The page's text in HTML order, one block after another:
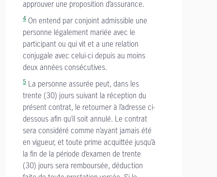
approuver une proposition d’assurance.
4 On entend par conjoint admissible une
personne légalement mariée avec le
participant ou qui vit et a une relation
conjugale avec celui-ci depuis au moins
deux années consécutives.
5 La personne assurée peut, dans les
trente (30) jours suivant la réception du
présent contrat, le retourner à l’adresse ci-
dessous afin qu’il soit annulé. Le contrat
sera considéré comme n’ayant jamais été
en vigueur, et toute prime acquittée jusqu’à
la fin de la période d’examen de trente
(30) jours sera remboursée, déduction